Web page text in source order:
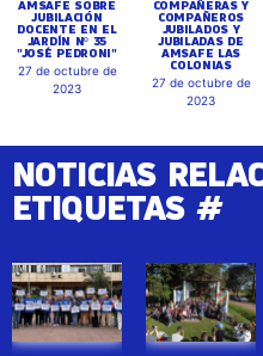
AMSAFE SOBRE
JUBILACIÓN
DOCENTE EN EL
JARDÍN Nº 35
"JOSÉ PEDRONI"
27 de octubre de
2023
COMPAÑERAS Y
COMPAÑEROS
JUBILADOS Y
JUBILADAS DE
AMSAFE LAS
COLONIAS
27 de octubre de
2023
NOTICIAS
ETIQUETAS #